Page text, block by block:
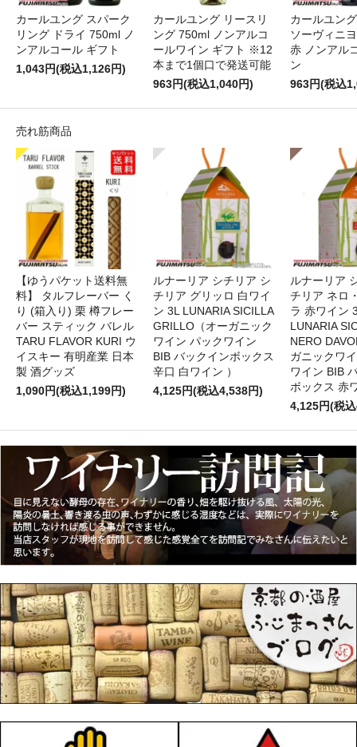
カールユング スパーク
リング ドライ 750ml ノ
ンアルコール ギフト
1,043円(税込1,126円)
カールユング リースリ
ング 750ml ノンアルコ
ールワイン ギフト ※12
本まで1個口で発送可能
963円(税込1,040円)
カールユン
ソーヴィニ
赤 ノンアル
ン
963円(税込
売れ筋商品
【ゆうパケット送料無
料】 タルフレーバー く
り (箱入り) 栗 樽フレー
バー スティック バレル
TARU FLAVOR KURI ウ
イスキー 有明産業 日本
製 酒グッズ
1,090円(税込1,199円)
ルナーリア シチリア シ
チリア グリッロ 白ワイ
ン 3L LUNARIA SICILLA
GRILLO（オーガニック
ワイン パックワイン
BIB バックインボックス
辛口 白ワイン ）
4,125円(税込4,538円)
ルナーリア
チリア ネロ
ラ 赤ワイ
LUNARIA
NERO
ガニックワ
ワイン BIB
ボックス 赤
4,125円(税